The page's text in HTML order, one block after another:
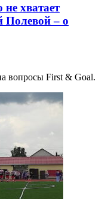
хватает
Полевой – о
вопросы First & Goal.